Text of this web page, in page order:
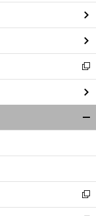
ン
ド
ウ
で
開
く
新
し
い
ウ
ィ
ン
ウ
開
く
新
し